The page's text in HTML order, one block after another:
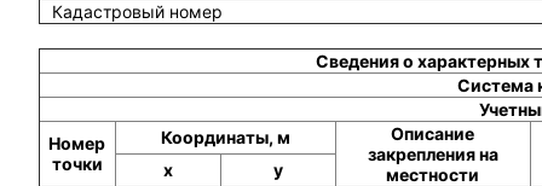
Кадастровый номер
Сведения о характерных
Система
Номер
точки
Координаты, м
Описание
закрепления на
местности
x
y